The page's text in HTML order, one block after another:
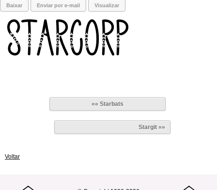
Baixar Enviar por e-mail Visualizar
«« Starbats
Stargit »»
Voltar